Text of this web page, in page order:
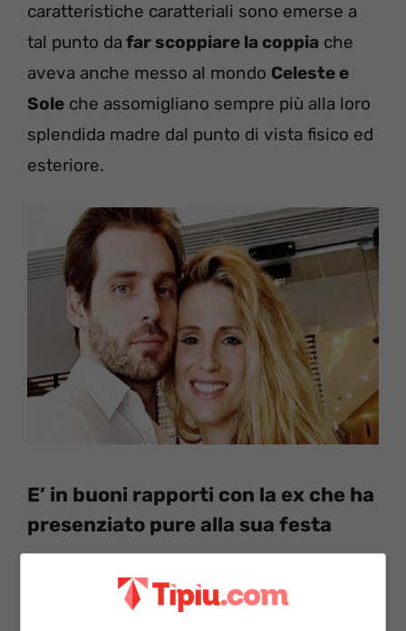
caratteristiche caratteriali sono emerse a
tal punto da far scoppiare la coppia che
aveva anche messo al mondo Celeste e
Sole che assomigliano sempre più alla loro
splendida madre dal punto di vista fisico ed
esteriore.
E’ in buoni rapporti con la ex che ha
presenziato pure alla sua festa
Tuttavia i duesono ancora oggi in buoni
. E se hanno scelto tale via, come